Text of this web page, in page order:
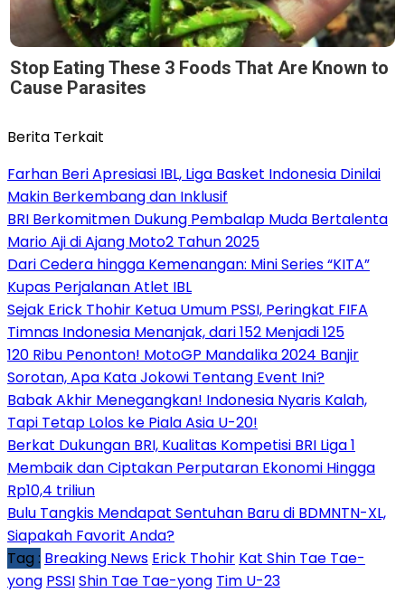
Stop Eating These 3 Foods That Are Known to
Cause Parasites
Berita Terkait
Farhan Beri Apresiasi IBL, Liga Basket Indonesia Dinilai
Makin Berkembang dan Inklusif
BRI Berkomitmen Dukung Pembalap Muda Bertalenta
Mario Aji di Ajang Moto2 Tahun 2025
Dari Cedera hingga Kemenangan: Mini Series “KITA”
Kupas Perjalanan Atlet IBL
Sejak Erick Thohir Ketua Umum PSSI, Peringkat FIFA
Timnas Indonesia Menanjak, dari 152 Menjadi 125
120 Ribu Penonton! MotoGP Mandalika 2024 Banjir
Sorotan, Apa Kata Jokowi Tentang Event Ini?
Babak Akhir Menegangkan! Indonesia Nyaris Kalah,
Tapi Tetap Lolos ke Piala Asia U-20!
Berkat Dukungan BRI, Kualitas Kompetisi BRI Liga 1
Membaik dan Ciptakan Perputaran Ekonomi Hingga
Rp10,4 triliun
Bulu Tangkis Mendapat Sentuhan Baru di BDMNTN-XL,
Siapakah Favorit Anda?
Tag : Breaking News Erick Thohir Kat Shin Tae Tae-
yong PSSIShin Tae Tae-yong Tim U-23